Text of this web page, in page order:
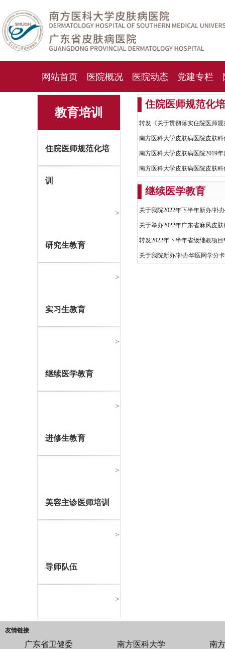
网站首页 医院概况 医院动态 党建专栏
化妆品检测中心 期刊杂志 就诊指南 人才
教育培训
住院医师规范化培
训
>
研究生教育
>
实习生教育
>
继续医学教育
>
进修生教育
>
美容主诊医师培训
>
导师队伍
>
▍住院医师规范化
转发《关于贯彻落实住院医师规
南方医科大学皮肤病医院皮肤
南方医科大学皮肤病医院2019
南方医科大学皮肤病医院皮肤
▍继续医学教育
关于我院2022年下半年新办/补
关于举办2022年广东省麻风皮
转发2022年下半年省级继教项
关于我院新办/补办华医网学分
友情链接
广东省卫健委 南方医科大学 南